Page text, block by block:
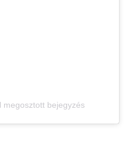
megosztott bejegyzés